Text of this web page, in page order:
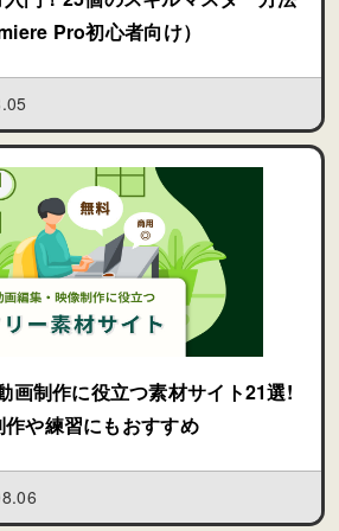
Pro初心者向け）
画制作に役立つ素材サイト21選!
作や練習にもおすすめ